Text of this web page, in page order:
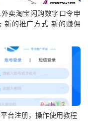
卖淘宝闪购数字口令申
新的推广方式 新的赚佣
台注册，操作使用教程